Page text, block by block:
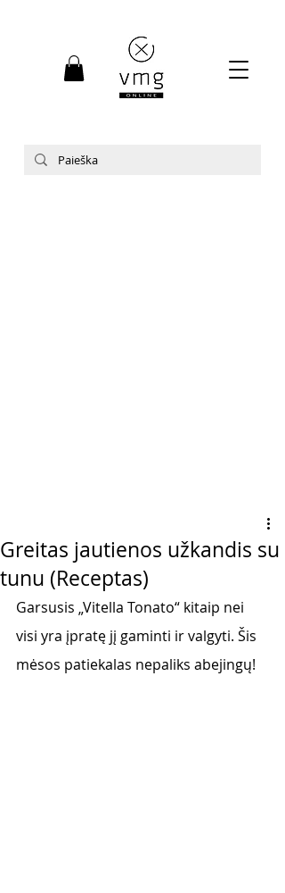
Greitas jautienos užkandis su
tunu (Receptas)
Garsusis „Vitella Tonato“ kitaip nei
visi yra įpratę jį gaminti ir valgyti. Šis
mėsos patiekalas nepaliks abejingų!